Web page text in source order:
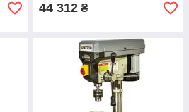
44 312 ₴